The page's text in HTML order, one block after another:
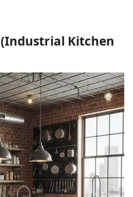
(Industrial Kitchen